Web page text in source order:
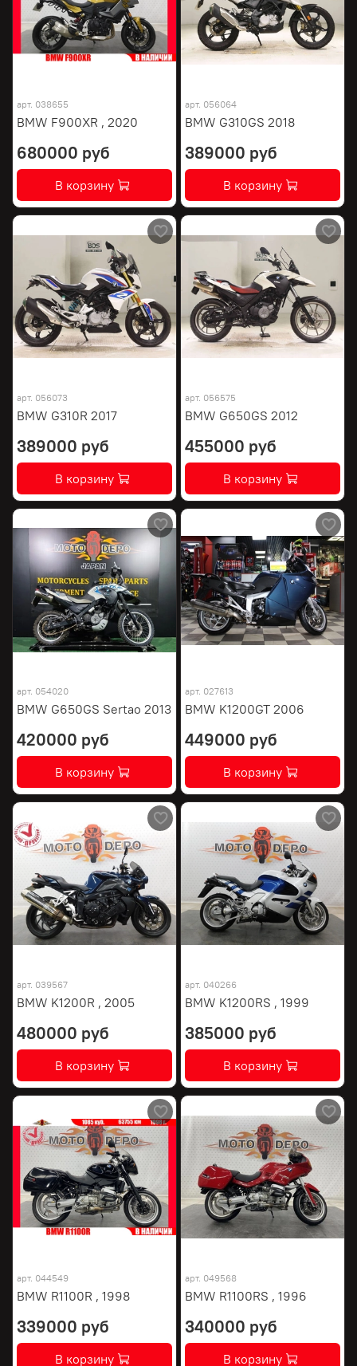
арт. 038655
BMW F900XR , 2020
680000 руб
В корзину
арт. 056064
BMW G310GS 2018
389000 руб
В корзину
арт. 056073
BMW G310R 2017
389000 руб
В корзину
арт. 056575
BMW G650GS 2012
455000 руб
В корзину
арт. 054020
BMW G650GS Sertao 2013
420000 руб
В корзину
арт. 027613
BMW K1200GT 2006
449000 руб
В корзину
арт. 039567
BMW K1200R , 2005
480000 руб
В корзину
арт. 040266
BMW K1200RS , 1999
385000 руб
В корзину
арт. 044549
BMW R1100R , 1998
339000 руб
В корзину
арт. 049568
BMW R1100RS , 1996
340000 руб
В корзину